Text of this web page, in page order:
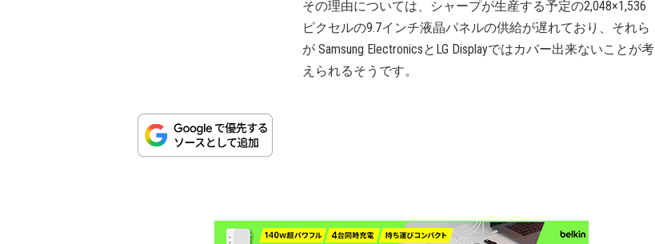
その理由については、シャープが生産する予定の2,048×1,536
ピクセルの9.7インチ液晶パネルの供給が遅れており、それら
が Samsung ElectronicsとLG Displayではカバー出来ないことが考
えられるそうです。